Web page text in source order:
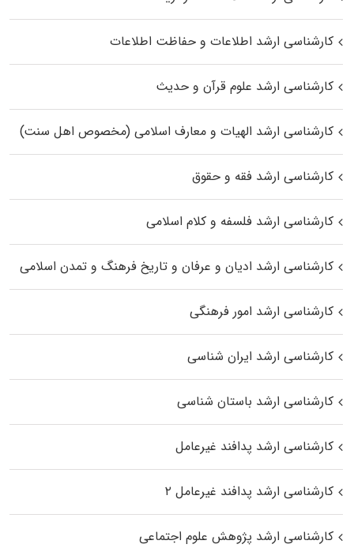
کارشناسی ارشد اطلاعات و حفاظت اطلاعات
کارشناسی ارشد علوم قرآن و حدیث
کارشناسی ارشد الهیات و معارف اسلامی (مخصوص اهل سنت)
کارشناسی ارشد فقه و حقوق
کارشناسی ارشد فلسفه و کلام اسلامی
کارشناسی ارشد ادیان و عرفان و تاریخ فرهنگ و تمدن اسلامی
کارشناسی ارشد امور فرهنگی
کارشناسی ارشد ایران شناسی
کارشناسی ارشد باستان شناسی
کارشناسی ارشد پدافند غیرعامل
کارشناسی ارشد پدافند غیرعامل ۲
کارشناسی ارشد پژوهش علوم اجتماعی